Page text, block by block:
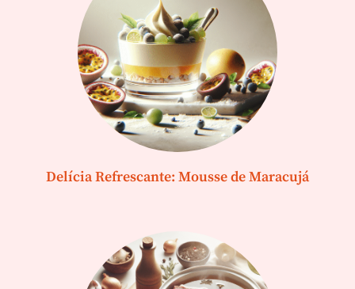
Delícia Refrescante: Mousse de Maracujá